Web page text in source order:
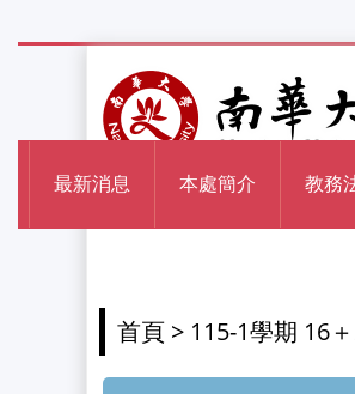
首頁 > 115-1學期 16
最新消息 本處簡介 教務